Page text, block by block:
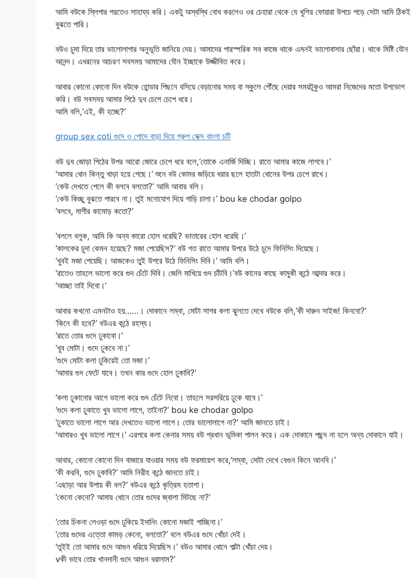
আমি বউকে স্লিপার পরতেও সাহায্য করি। একটু অস্বস্থি বোধ করলেও ওর চেহারা থেকে যে খুশির ফোয়ারা উপচে পড়ে সেটা আমি ঠিকই
বুঝতে পারি।
বউও চুমা দিয়ে তার ভালোলাগার অনুভূতি জানিয়ে দেয়। আমাদের পারস্পরিক সব কাজে থাকে এমনই ভালোবাসার ছোঁয়া। থাকে মিষ্টি যৌন
আনন্দ। এধরনের আচরণ সবসময় আমাদের যৌন ইচ্ছাকে উজ্জীবিত করে।
আবার কোনো কোনো দিন বউকে হোন্ডার পিছনে বসিয়ে বেড়ানোর সময় বা স্কুলে পৌঁছে দেয়ার সময়টুকুও আমরা নিজেদের মতো উপভোগ
করি। বউ সবসময় আমার পিঠে দুধ চেপে চেপে ধরে।
আমি বলি,‘এই, কী হচ্ছে?’
group sex coti গুদে ও পোদে বাড়া দিয়ে গ্রুপ সেক্স বাংলা চটি
বউ দুধ জোড়া পিঠের উপর আরো জোরে চেপে ধরে বলে,‘তোকে এনার্জি দিচ্ছি। রাতে আমার কাজে লাগবে।’
‘আমার ধোন কিন্তু খাড়া হয়ে গেছে।’ শুনে বউ কোমর জড়িয়ে ধরার ছলে হাতটা ধোনের উপর চেপে রাখে।
‘কেউ দেখতে পেলে কী বলবে বলতো?’ আমি আবার বলি।
‘কেউ কিচ্ছু বুঝতে পারবে না। তুই মনোযোগ দিয়ে গাড়ি চালা।’ bou ke chodar golpo
‘বলবে, মাগীর কামোড় কতো?’
‘বললে বলুক, আমি কি অন্য কারো হোল ধরেছি? ভাতারের হোল ধরেছি।’
‘কালকের চুদা কেমন হয়েছে? মজা পেয়েছিস?’ বউ গত রাতে আমার উপরে উঠে চুদে ফিনিসিং দিয়েছে।
‘খুবই মজা পেয়েছি। আজকেও তুই উপরে উঠে ফিনিসিং দিবি।’ আমি বলি।
‘রাতেও তাহলে ভালো করে গুদ চেঁটে দিবি। জেলি মাখিয়ে গুদ চাঁটবি।’বউ কানের কাছে কামুকী কন্ঠে আব্দার করে।
‘আচ্ছা তাই দিবো।’
আবার কখনো এমনটাও হয়……। দোকানে লম্বা, মোটা সাগর কলা ঝুলতে দেখে বউকে বলি,‘কী দারুন সাইজ! কিনবো?’
‘কিনে কী হবে?’ বউএর কন্ঠে রহস্য।
‘রাতে তোর গুদে ঢুকাবো।’
‘খুব মোটা। গুদে ঢুকবে না।’
‘গুদে মোটা কলা ঢুকিয়েই তো মজা।’
‘আমার গুদ ফেটে যাবে। তখন কার গুদে হোল ঢুকাবি?’
‘কলা ঢুকানোর আগে ভালো করে গুদ চেঁটে নিবো। তাহলে সরসরিয়ে ঢুকে যাবে।’
‘গুদে কলা ঢুকাতে খুব ভালো লাগে, তাইনা?’ bou ke chodar golpo
‘ঢুকাতে ভালো লাগে আর দেখতেও ভালো লাগে। তোর ভালোলাগে না?’ আমি জানতে চাই।
‘আমারও খুব ভালো লাগে।’ এরপরে কলা কেনার সময় বউ প্রধান ভূমিকা পালন করে। এক দোকানে পছন্দ না হলে অন্য দোকানে যাই।
আবার, কোনো কোনো দিন বাজারে যাওয়ার সময় বউ ফরমায়েশ করে,‘লম্বা, মোটা দেখে বেগুন কিনে আনবি।’
‘কী করবি, গুদে ঢুকাবি?’ আমি নিরীহ কন্ঠে জানতে চাই।
‘এছাড়া আর উপায় কী বল?’ বউএর কন্ঠে কৃত্রিম হতাশা।
‘কেনো কেনো? আমার ধোনে তোর গুদের জ্বালা মিটছে না?’
‘তোর চিকনা লেওড়া গুদে ঢুকিয়ে ইদানিং কোনো মজাই পাচ্ছিনা।’
‘তোর গুদের এত্তো কামড় কেনো, বলতো?’ বলে বউএর গুদে খোঁচা দেই।
‘তুইই তো আমার গুদে আগুন ধরিয়ে দিয়েছিস।’ বউও আমার ধোনে পাল্টা খোঁচা দেয়।
vকী ভাবে তোর খানদানী গুদে আগুন ধরালাম?’